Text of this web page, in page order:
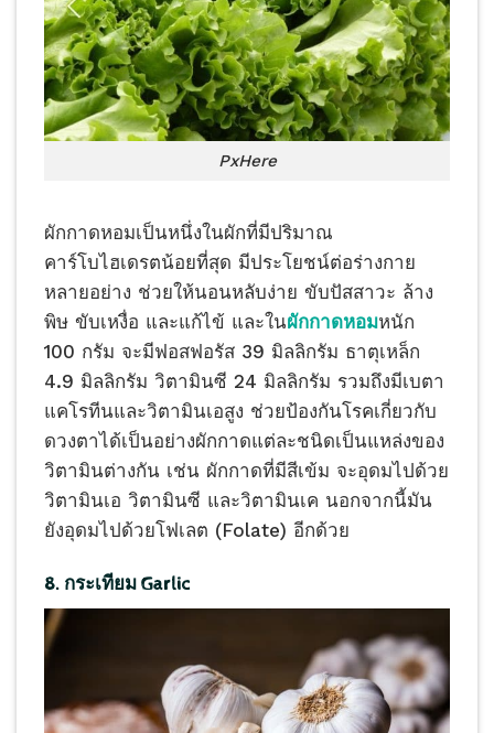
PxHere
ผักกาดหอมเป็นหนึ่งในผักที่มีปริมาณ
คาร์โบไฮเดรตน้อยที่สุด มีประโยชน์ต่อร่างกาย
หลายอย่าง ช่วยให้นอนหลับง่าย ขับปัสสาวะ ล้าง
พิษ ขับเหงื่อ และแก้ไข้ และในผักกาดหอมหนัก
100 กรัม จะมีฟอสฟอรัส 39 มิลลิกรัม ธาตุเหล็ก
4.9 มิลลิกรัม วิตามินซี 24 มิลลิกรัม รวมถึงมีเบตา
แคโรทีนและวิตามินเอสูง ช่วยป้องกันโรคเกี่ยวกับ
ดวงตาได้เป็นอย่างผักกาดแต่ละชนิดเป็นแหล่งของ
วิตามินต่างกัน เช่น ผักกาดที่มีสีเข้ม จะอุดมไปด้วย
วิตามินเอ วิตามินซี และวิตามินเค นอกจากนี้มัน
ยังอุดมไปด้วยโฟเลต (Folate) อีกด้วย
8. กระเทียม Garlic